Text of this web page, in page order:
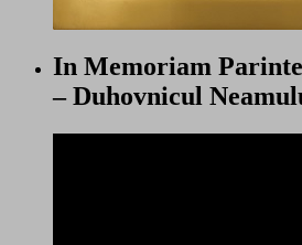
In Memoriam
– Duhovnicul